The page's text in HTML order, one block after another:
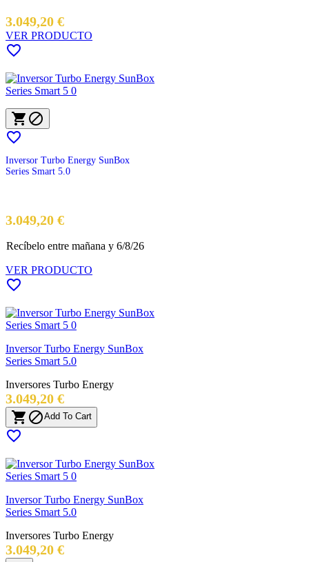
3.049,20 €
VER PRODUCTO

 

Inversor Turbo Energy SunBox
Series Smart 5.0
3.049,20 €Precio
Recíbelo entre mañana y 6/8/26
VER PRODUCTO

Inversor Turbo Energy SunBox
Series Smart 5.0
Inversores Turbo Energy
3.049,20 €Precio
 Add To Cart

Inversor Turbo Energy SunBox
Series Smart 5.0
Inversores Turbo Energy
3.049,20 €Precio